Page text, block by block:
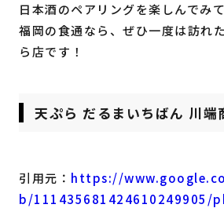
日本酒のペアリングを楽しんでみ
福岡の食通なら、ぜひ一度は訪れ
ら店です！
天ぷら だるまいちばん 川端
引用元： https://
b/111435681424610249905/